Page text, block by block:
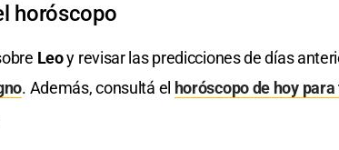
horóscopo
Leoy revisar las predicciones de días
. Además, consultá el horóscopo de hoy